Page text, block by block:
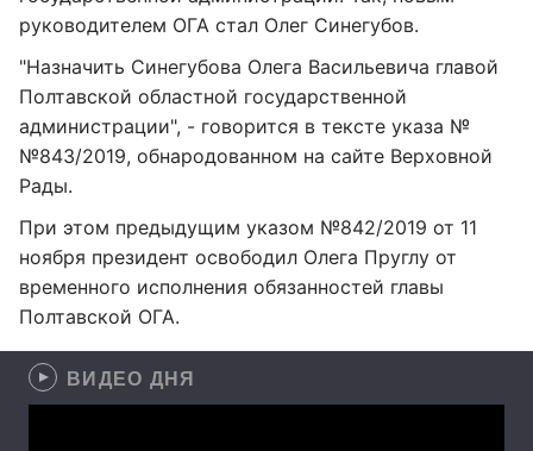
руководителем ОГА стал Олег Синегубов.
"Назначить Синегубова Олега Васильевича главой
Полтавской областной государственной
администрации", - говорится в тексте указа №
№843/2019, обнародованном на сайте Верховной
Рады.
При этом предыдущим указом №842/2019 от 11
ноября президент освободил Олега Пруглу от
временного исполнения обязанностей главы
Полтавской ОГА.
ВИДЕО ДНЯ